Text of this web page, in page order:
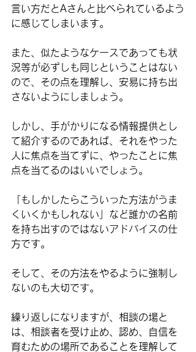
言い方だとAさんと比べられているよう
に感じてしまいます。
また、似たようなケースであっても状
況等が必ずしも同じということはない
ので、その点を理解し、安易に持ち出
さないようにしましょう。
しかし、手がかりになる情報提供とし
て紹介するのであれば、それをやった
人に焦点を当てずに、 やったことに焦
点を当てるのはいいでしょう。
「もしかしたらこういった方法がうま
くいくかもしれない」など誰かの名前
を持ち出すのではないアドバイスの仕
方です。
そして、その方法をやるように強制し
ないのも大切です。
繰り返しになりますが、相談の場と
は、相談者を受け止め、認め、自信を
育むための場所であることを理解して